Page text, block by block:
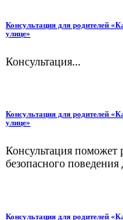
Консультация для родителей
улице»
Консультация...
Консультация для родителей
улице»
Консультация
безопасного поведения
Консультация для родителей